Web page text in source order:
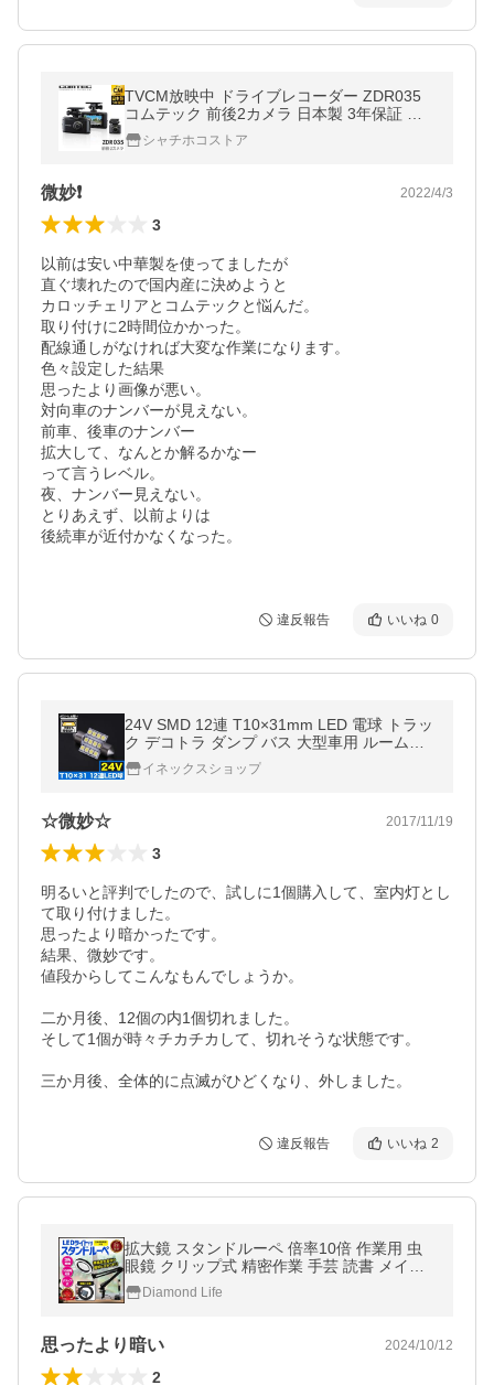
TVCM放映中 ドライブレコーダー ZDR035
コムテック 前後2カメラ 日本製 3年保証 ノ
イズ対策済 フルHD高画質 常時 衝撃録画 GP
S搭載 駐車監視対応
シャチホコストア
微妙❗ 2022/4/3
3
以前は安い中華製を使ってましたが
直ぐ壊れたので国内産に決めようと
カロッチェリアとコムテックと悩んだ。
取り付けに2時間位かかった。
配線通しがなければ大変な作業になります。
色々設定した結果
思ったより画像が悪い。
対向車のナンバーが見えない。
前車、後車のナンバー
拡大して、なんとか解るかなー
って言うレベル。
夜、ナンバー見えない。
とりあえず、以前よりは
後続車が近付かなくなった。
違反報告 いいね 0
24V SMD 12連 T10×31mm LED 電球 トラッ
ク デコトラ ダンプ バス 大型車用 ルームラ
ンプ ホワイト
イネックスショップ
☆微妙☆ 2017/11/19
3
明るいと評判でしたので、試しに1個購入して、室内灯とし
て取り付けました。
思ったより暗かったです。
結果、微妙です。
値段からしてこんなもんでしょうか。
二か月後、12個の内1個切れました。
そして1個が時々チカチカして、切れそうな状態です。
三か月後、全体的に点滅がひどくなり、外しました。
違反報告 いいね 2
拡大鏡 スタンドルーペ 倍率10倍 作業用 虫
眼鏡 クリップ式 精密作業 手芸 読書 メイク
用 LED ライト付き 老眼
Diamond Life
思ったより暗い 2024/10/12
2